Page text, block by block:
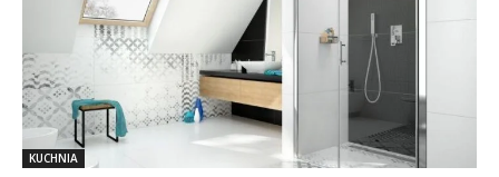
KUCHNIA